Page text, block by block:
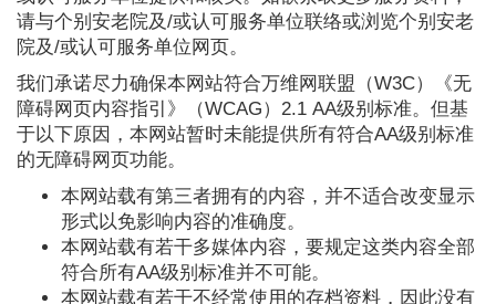
请与个别安老院及/或认可服务单位联络或浏览个别安老
院及/或认可服务单位网页。
我们承诺尽力确保本网站符合万维网联盟（W3C）《无
障碍网页内容指引》（WCAG）2.1 AA级别标准。但基
于以下原因，本网站暂时未能提供所有符合AA级别标准
的无障碍网页功能。
本网站载有第三者拥有的内容，并不适合改变显示
形式以免影响内容的准确度。
本网站载有若干多媒体内容，要规定这类内容全部
符合所有AA级别标准并不可能。
本网站载有若干不经常使用的存档资料，因此没有